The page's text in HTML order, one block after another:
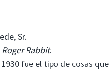
Sr.
Rabbit.
fue el tipo de cosas que